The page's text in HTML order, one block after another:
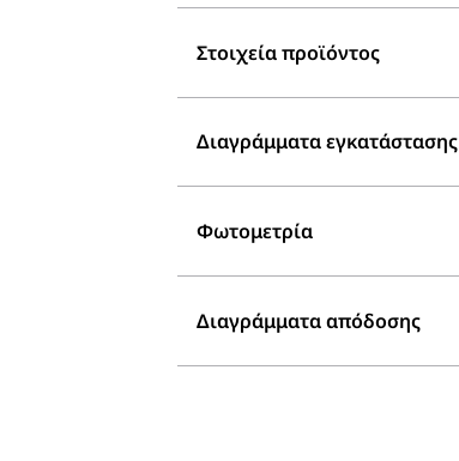
Στοιχεία προϊόντος
Διαγράμματα εγκατάστασης
Φωτομετρία
Διαγράμματα απόδοσης